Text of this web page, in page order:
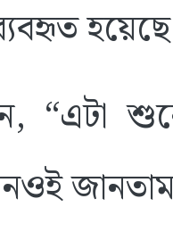
“এটা
জানতাম